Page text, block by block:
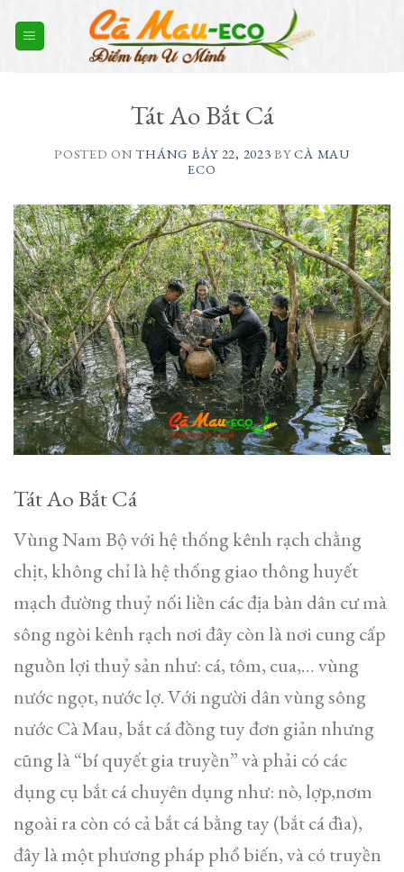
content
Tát Ao Bắt Cá
POSTED ONTHÁNG BẢY 22, 2023 BYCÀ MAU
ECO
Tát Ao Bắt Cá
Vùng Nam Bộ với hệ thống kênh rạch chằng
chịt, không chỉ là hệ thống giao thông huyết
mạch đường thuỷ nối liền các địa bàn dân cư mà
sông ngòi kênh rạch nơi đây còn là nơi cung cấp
nguồn lợi thuỷ sản như: cá, tôm, cua,… vùng
nước ngọt, nước lợ. Với người dân vùng sông
nước Cà Mau, bắt cá đồng tuy đơn giản nhưng
cũng là “bí quyết gia truyền” và phải có các
dụng cụ bắt cá chuyên dụng như: nò, lợp,nơm
ngoài ra còn có cả bắt cá bằng tay (bắt cá đìa),
đây là một phương pháp phổ biến, và có truyền